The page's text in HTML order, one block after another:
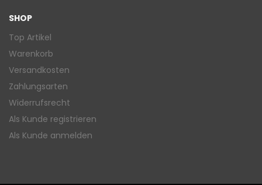
SHOP
Top Artikel
Warenkorb
Versandkosten
Zahlungsarten
Widerrufsrecht
Als Kunde registrieren
Als Kunde anmelden